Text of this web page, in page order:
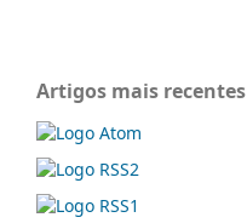
Artigos mais recentes